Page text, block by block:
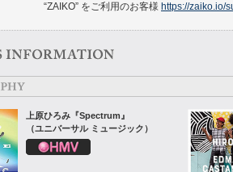
“ZAIKO” をご利用のお客様 https://zaiko.io/
上原ひろみ『Spectrum』
（ユニバーサル ミュージック）